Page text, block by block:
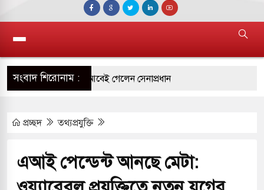
সংবাদ শিরোনাম :
সফরে দক্ষিণ সুদান ও আবেই গেলেন সেনাপ্রধান
পাকিস্তানি হাইকমিশনারের বাসভবনে আগুন, আইসিইউতে
প্রচ্ছদ তথ্যপ্রযুক্তি
এআই পেন্ডেন্ট আনছে মেটা: